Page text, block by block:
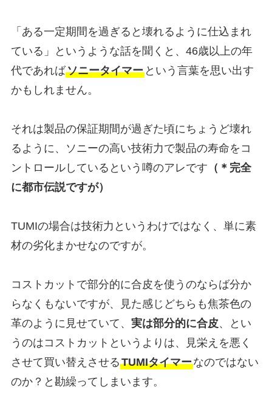
「ある一定期間を過ぎると壊れるように仕込まれ
ている」というような話を聞くと、46歳以上の年
代であればソニータイマーという言葉を思い出す
かもしれません。
それは製品の保証期間が過ぎた頃にちょうど壊れ
るように、ソニーの高い技術力で製品の寿命をコ
ントロールしているという噂のアレです （＊完全
に都市伝説ですが）
TUMIの場合は技術力というわけではなく、単に素
材の劣化まかせなのですが。
コストカットで部分的に合皮を使うのならば分か
らなくもないですが、見た感じどちらも焦茶色の
革のように見せていて、 実は部分的に合皮、とい
うのはコストカットというよりは、見栄えを悪く
させて買い替えさせるTUMIタイマーなのではない
のか？と勘繰ってしまいます。